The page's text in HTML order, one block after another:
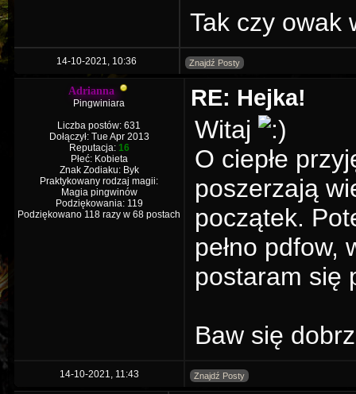
Tak czy owak
14-10-2021, 10:36 Znajdź Posty
Adrianna
Pingwiniara
Liczba postów: 631
Dołączył: Tue Apr 2013
Reputacja: 16
Płeć: Kobieta
Znak Zodiaku: Byk
Praktykowany rodzaj magii:
Magia pingwinów
Podziękowania: 119
Podziękowano 118 razy w 68 postach
RE: Hejka!
Witaj
O ciepłe
poszerzają
początek.
pełno pdfow,
postaram się
Baw się
14-10-2021, 11:43 Znajdź Posty